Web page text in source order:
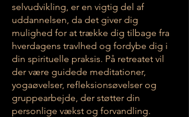
selvudvikling, er en vigtig del af
uddannelsen, da det giver dig
mulighed for at trække dig tilbage fra
hverdagens travlhed og fordybe dig i
din spirituelle praksis. På retreatet vil
der være guidede meditationer,
yogaøvelser, refleksionsøvelser og
gruppearbejde, der støtter din
personlige vækst og forvandling.